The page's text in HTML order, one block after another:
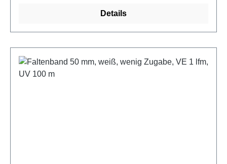
sein kann. 100% PolyesterFarbe: weiß
Details